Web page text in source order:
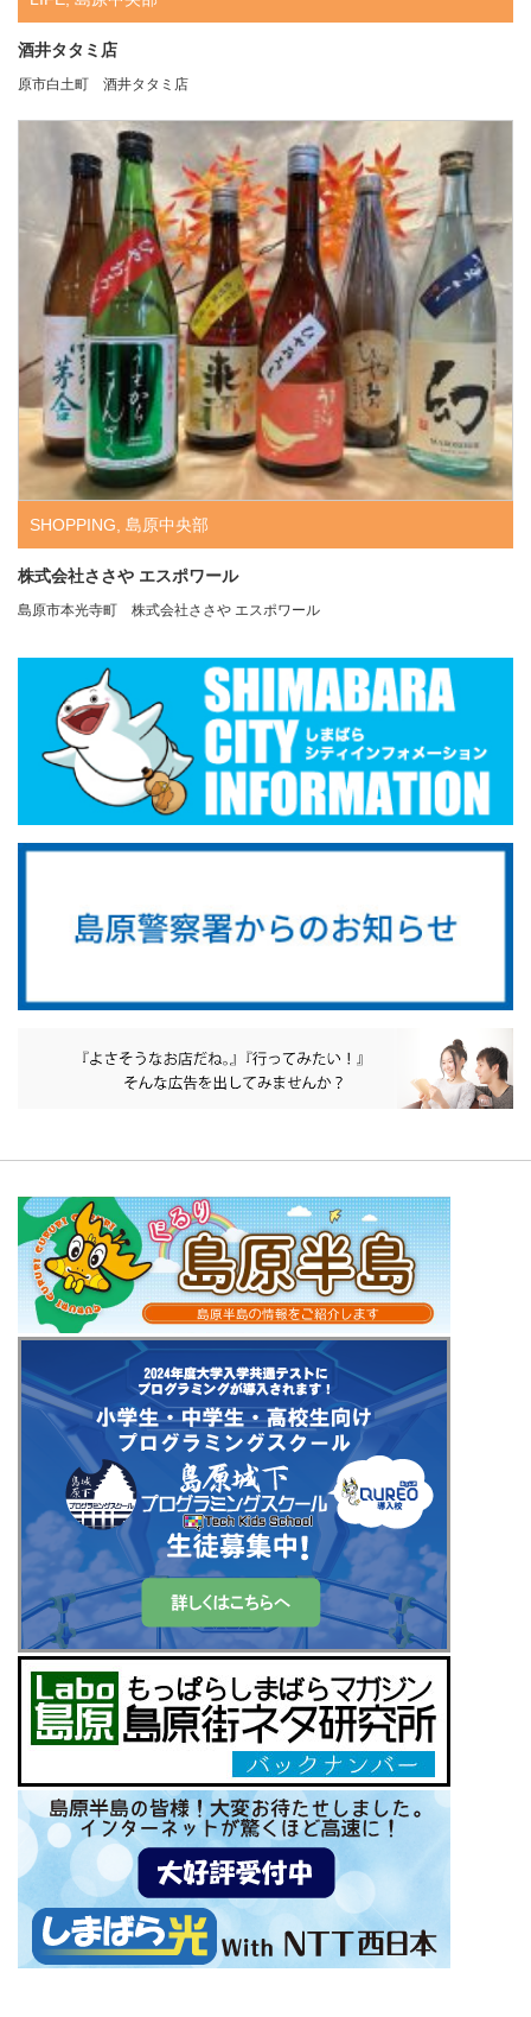
酒井タタミ店
原市白土町 酒井タタミ店
SHOPPING 島原中央部
株式会社ささや エスポワール
島原市本光寺町 株式会社ささや エスポワール